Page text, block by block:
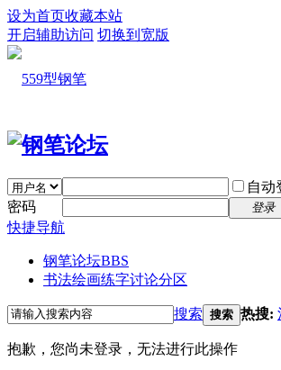
设为首页收藏本站
开启辅助访问 切换到宽版
自动
密码
登录
快捷导航
钢笔论坛BBS
书法绘画练字讨论分区
搜索 搜索 热搜:
抱歉，您尚未登录，无法进行此操作